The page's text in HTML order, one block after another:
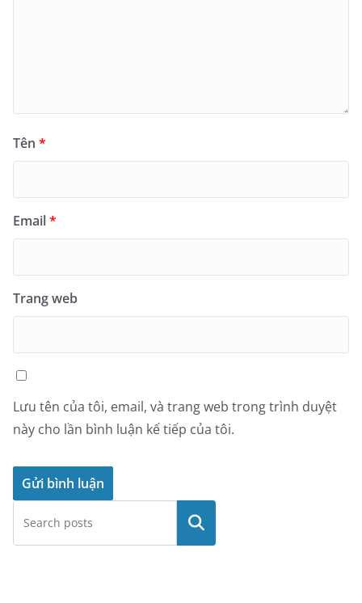
Tên *
Email*
Trang web
Lưu tên của tôi, email, và trang web trong trình duyệt
này cho lần bình luận kế tiếp của tôi.
Tìm
kiếm